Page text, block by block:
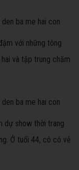
với những tông
và tập trung chăm
dự show thời trang
Ở tuổi 44, cô có vẻ